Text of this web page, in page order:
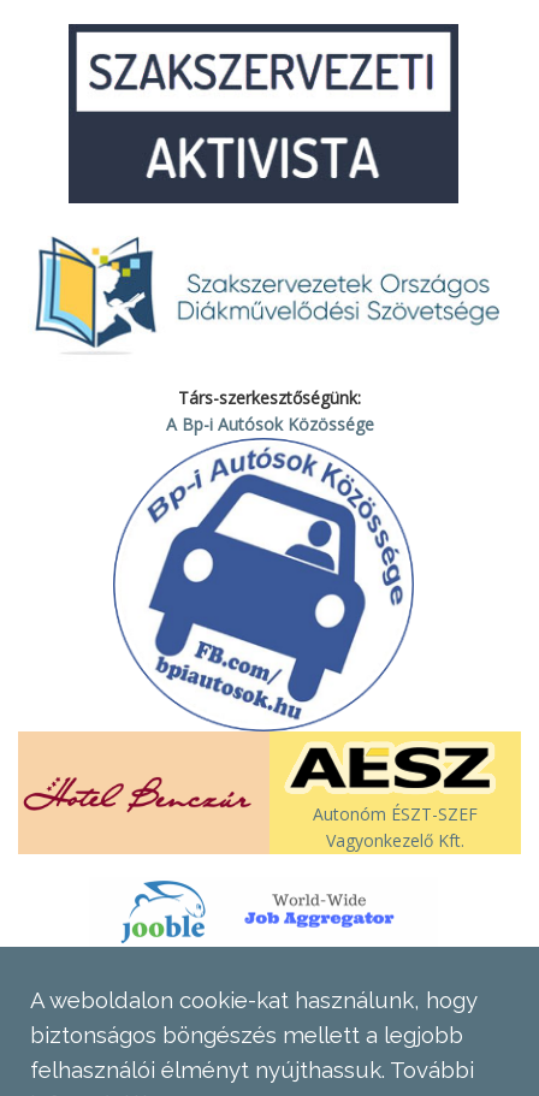
Társ-szerkesztőségünk:
A Bp-i Autósok Közössége
Autonóm ÉSZT-SZEF
Vagyonkezelő Kft.
A weboldalon cookie-kat használunk, hogy
biztonságos böngészés mellett a legjobb
felhasználói élményt nyújthassuk. További